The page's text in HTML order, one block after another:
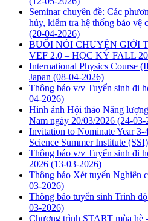
Seminar chuyên đề: Các
hủy, kiểm tra hệ thống bảo vệ
(20-04-2026)
BUỔI NÓI CHUYỆN GIỚI
VEF 2.0 – HỌC KỲ FALL
International Physics Course
Japan (08-04-2026)
Thông báo v/v Tuyển sinh đi
04-2026)
Hình ảnh Hội thảo Năng
Nam ngày 20/03/2026 (24-03-
Invitation to Nominate Year 3-
Science Summer Institute
Thông báo v/v Tuyển sinh đi
2026 (13-03-2026)
Thông báo Xét tuyển Nghiên
03-2026)
Thông báo tuyển sinh Trình
03-2026)
Chương trình START mùa hè